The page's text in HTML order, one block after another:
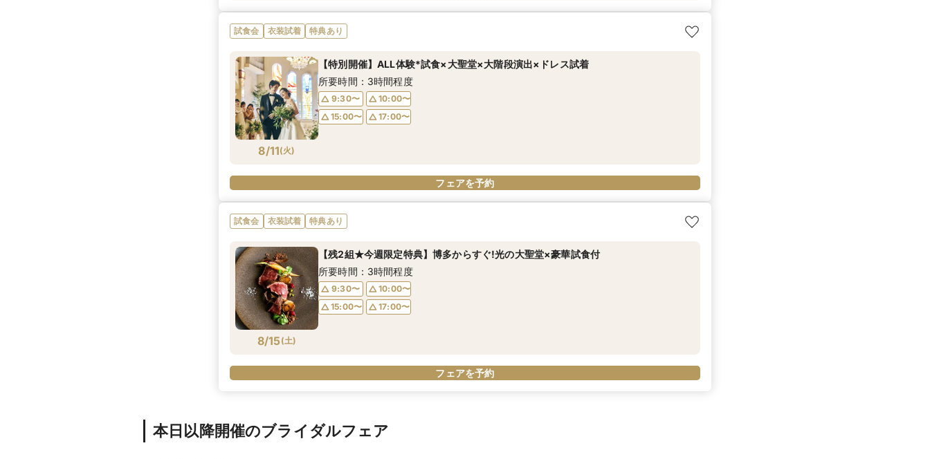
試食会 衣装試着 特典あり
8/11(火)
【特別開催】ALL体験*試食×大聖堂×大階段演出×ドレス試着
所要時間：3時間程度
9:30〜
10:00〜
15:00〜
17:00〜
フェアを予約
試食会 衣装試着 特典あり
8/15(土)
【残2組★今週限定特典】博多からすぐ!光の大聖堂×豪華試食付
所要時間：3時間程度
9:30〜
10:00〜
15:00〜
17:00〜
フェアを予約
本日以降開催のブライダルフェア